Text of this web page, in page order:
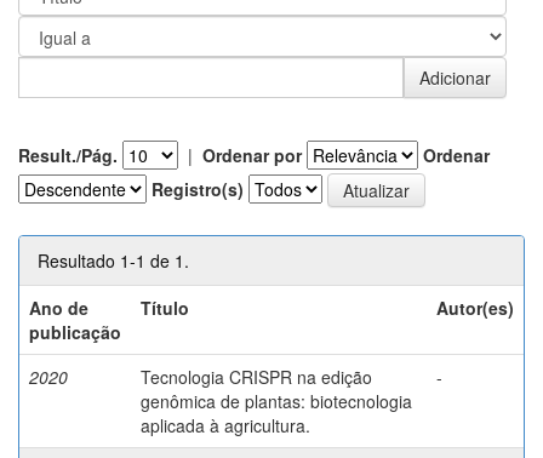
Result./Pág. | Ordenar por
Ordenar
Registro(s)
Resultado 1-1 de 1.
Ano de
publicação
Título Autor(es)
2020
Tecnologia CRISPR na edição
genômica de plantas: biotecnologia
aplicada à agricultura.
-